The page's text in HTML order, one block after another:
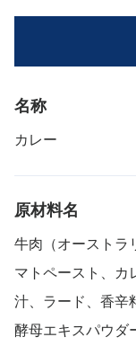
名称
カレー
原材料名
牛肉（オーストラ
マトペースト、カ
汁、ラード、香辛
酵母エキスパウダ